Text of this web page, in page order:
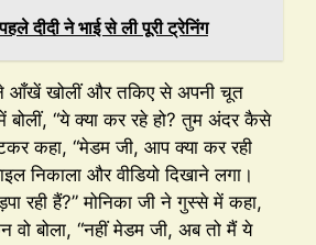
दीदी ने भाई से ली पूरी ट्रेनिंग
आँखें खोलीं और तकिए से अपनी चूत
बोलीं, “ये क्या कर रहे हो? तुम अंदर कैसे
कहा, “मेडम जी, आप क्या कर रही
निकाला और वीडियो दिखाने लगा।
रही हैं?” मोनिका जी ने गुस्से में कहा,
वो बोला, “नहीं मेडम जी, अब तो मैं ये